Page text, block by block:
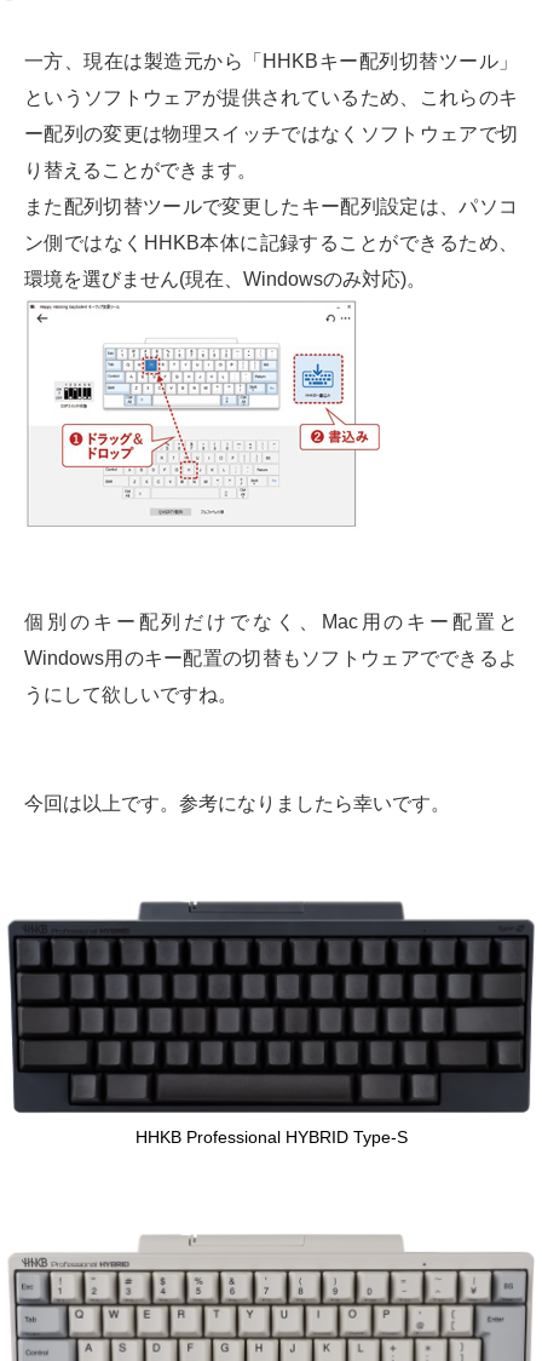
一方、現在は製造元から「HHKBキー配列切替ツール」
というソフトウェアが提供されているため、これらのキ
ー配列の変更は物理スイッチではなくソフトウェアで切
り替えることができます。
また配列切替ツールで変更したキー配列設定は、パソコ
ン側ではなくHHKB本体に記録することができるため、
環境を選びません(現在、Windowsのみ対応)。
個別のキー配列だけでなく、Mac用のキー配置と
Windows用のキー配置の切替もソフトウェアでできるよ
うにして欲しいですね。
今回は以上です。参考になりましたら幸いです。
HHKB Professional HYBRID Type-S